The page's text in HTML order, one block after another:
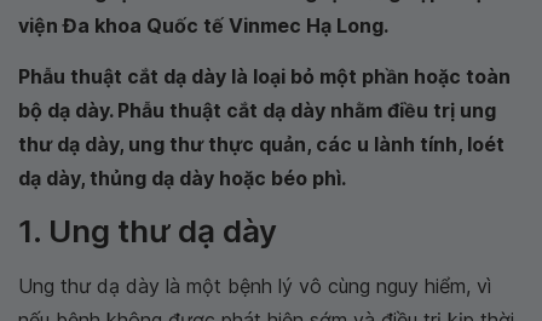
viện Đa khoa Quốc tế Vinmec Hạ Long.
Phẫu thuật cắt dạ dày là loại bỏ một phần hoặc toàn
bộ dạ dày. Phẫu thuật cắt dạ dày nhằm điều trị ung
thư dạ dày, ung thư thực quản, các u lành tính, loét
dạ dày, thủng dạ dày hoặc béo phì.
1. Ung thư dạ dày
Ung thư dạ dày là một bệnh lý vô cùng nguy hiểm, vì